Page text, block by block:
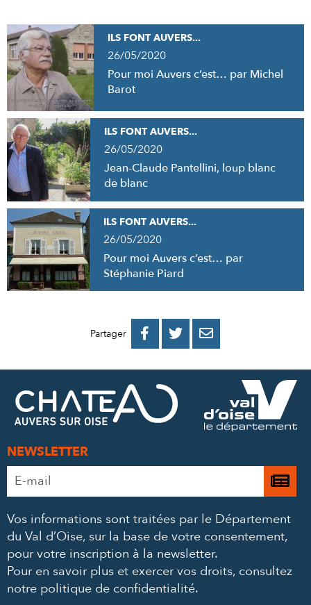
ILS FONT AUVERS...
26/05/2020
Pour moi Auvers c’est… par Michel
Barot
ILS FONT AUVERS...
26/05/2020
Jean-Claude Pantellini, loup blanc
de blanc
ILS FONT AUVERS...
26/05/2020
Pour moi Auvers c’est… par
Stéphanie Piard
Partager 
PARTAGER
FACEBOOK
PARTAGER
PARTAGER
MAIL
NEWSLETTER
Adresse
*
Je
à
Vos informations sont traitées par le Département
du Val d’Oise, sur la base de votre consentement,
pour votre inscription à la newsletter.
Pour en savoir plus et exercer vos droits, consultez
notre politique de confidentialité.